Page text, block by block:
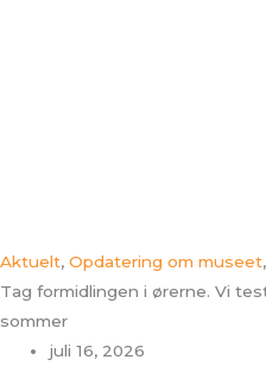
Aktuelt, Opdatering om museet,
Tag formidlingen i ørerne. Vi
sommer
juli 16, 2026